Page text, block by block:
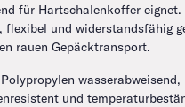
für Hartschalenkoffer
flexibel und widerstandsfähig
rauen Gepäcktransport.
wasserabweisend,
und